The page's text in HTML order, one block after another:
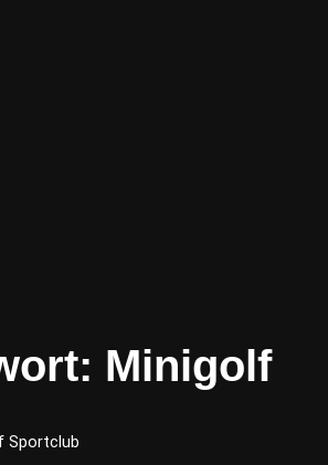
Minigolf
Sportclub